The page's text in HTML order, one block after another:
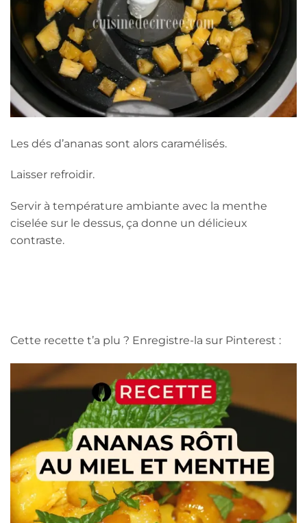
Les dés d’ananas sont alors caramélisés.
Laisser refroidir.
Servir à température ambiante avec la menthe
ciselée sur le dessus, ça donne un délicieux
contraste.
Cette recette t’a plu ? Enregistre-la sur Pinterest :